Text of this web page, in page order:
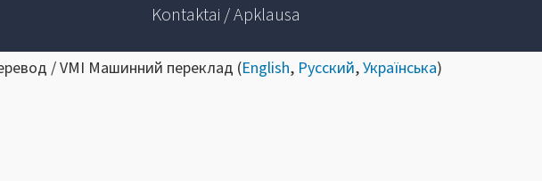
Kontaktai / Apklausa
/ VMI Машинний переклад (English, Русский,Українська)